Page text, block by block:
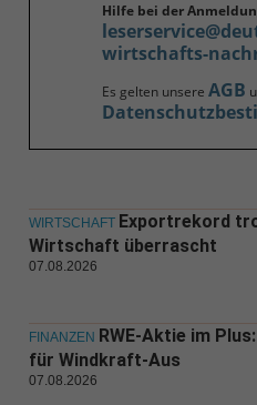
Hilfe bei der
wirtschafts-
Es gelten unsere AGB
WIRTSCHAFT Exportrekord
Wirtschaft überrascht
07.08.2026
FINANZEN RWE-Aktie im
für Windkraft-Aus
07.08.2026